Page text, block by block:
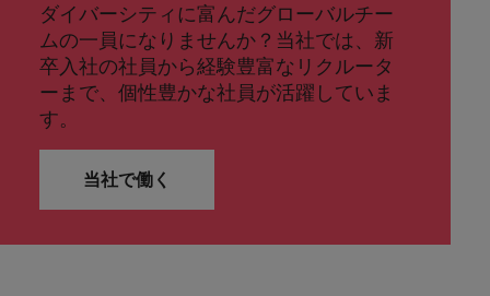
ダイバーシティに富んだグローバルチー
ムの一員になりませんか？当社では、新
卒入社の社員から経験豊富なリクルータ
ーまで、個性豊かな社員が活躍していま
す。
当社で働く